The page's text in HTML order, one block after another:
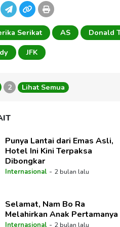
Serikat AS Donald
JFK
2 Lihat Semua
Punya Lantai dari Emas Asli,
Hotel Ini Kini Terpaksa
Dibongkar
Internasional - 2 bulan lalu
Selamat, Nam Bo Ra
Melahirkan Anak Pertamanya
Internasional - 2 bulan lalu